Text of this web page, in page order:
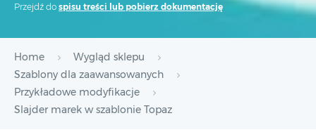
Przejdź do spisu treści lub pobierz dokumentację
Home
Wygląd sklepu
Szablony dla zaawansowanych
Przykładowe modyfikacje
Slajder marek w szablonie Topaz